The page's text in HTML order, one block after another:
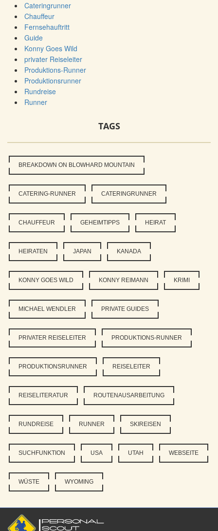
Cateringrunner
Chauffeur
Fernsehauftritt
Guide
Konny Goes Wild
privater Reiseleiter
Produktions-Runner
Produktionsrunner
Rundreise
Runner
TAGS
BREAKDOWN ON BLOWHARD MOUNTAIN
CATERING-RUNNER CATERINGRUNNER
CHAUFFEUR GEHEIMTIPPS HEIRAT
HEIRATEN JAPAN KANADA
KONNY GOES WILD KONNY REIMANN KRIMI
MICHAEL WENDLER PRIVATE GUIDES
PRIVATER REISELEITER PRODUKTIONS-RUNNER
PRODUKTIONSRUNNER REISELEITER
REISELITERATUR ROUTENAUSARBEITUNG
RUNDREISE RUNNER SKIREISEN
SUCHFUNKTION USA UTAH WEBSEITE
WÜSTE WYOMING